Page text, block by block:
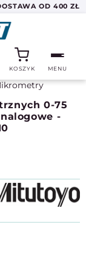
OD 400 ZŁ
KOSZYK MENU
0-75
-